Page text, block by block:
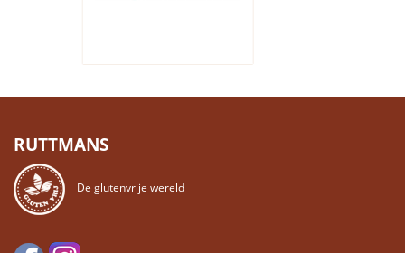
RUTTMANS
De glutenvrije wereld